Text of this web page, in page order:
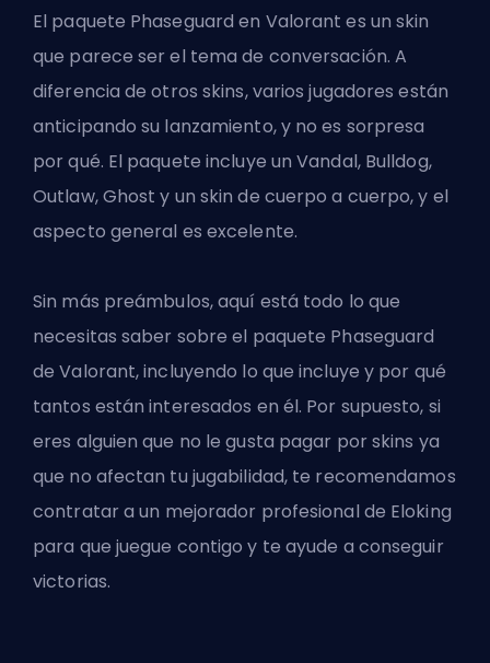
El paquete Phaseguard en Valorant es un skin
que parece ser el tema de conversación. A
diferencia de otros skins, varios jugadores están
anticipando su lanzamiento, y no es sorpresa
por qué. El paquete incluye un Vandal, Bulldog,
Outlaw, Ghost y un skin de cuerpo a cuerpo, y el
aspecto general es excelente.
Sin más preámbulos, aquí está todo lo que
necesitas saber sobre el paquete Phaseguard
de Valorant, incluyendo lo que incluye y por qué
tantos están interesados en él. Por supuesto, si
eres alguien que no le gusta pagar por skins ya
que no afectan tu jugabilidad, te recomendamos
contratar a un mejorador profesional de Eloking
para que juegue contigo y te ayude a conseguir
victorias.